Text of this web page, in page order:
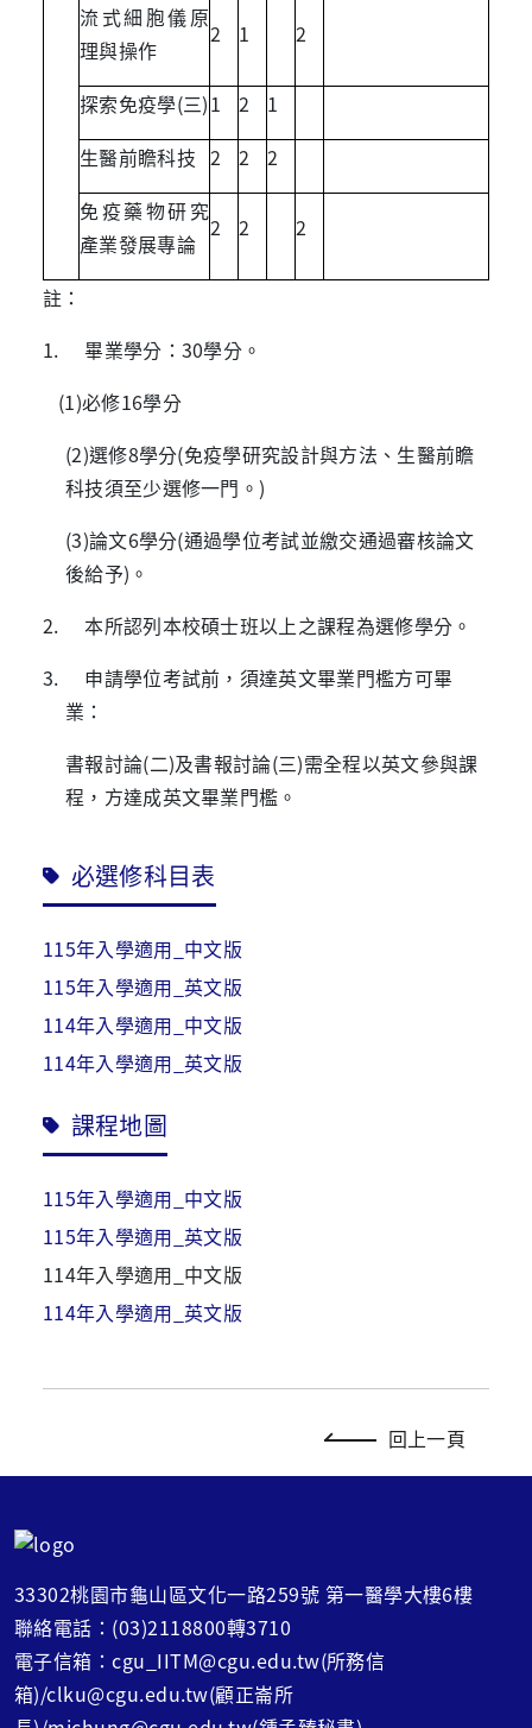
流式細胞儀原
理與操作
2 1 2
探索免疫學(三)1 2
1
生醫前瞻科技 2 2
2
免疫藥物研究
產業發展專論
2 2 2
註：
1. 畢業學分：30學分。
(1)必修16學分
(2)選修8學分(免疫學研究設計與方法、生醫前瞻
科技須至少選修一門。)
(3)論文6學分(通過學位考試並繳交通過審核論文
後給予)。
2. 本所認列本校碩士班以上之課程為選修學分。
3. 申請學位考試前，須達英文畢業門檻方可畢
業：
書報討論(二)及書報討論(三)需全程以英文參與課
程，方達成英文畢業門檻。
必選修科目表
115年入學適用_中文版
115年入學適用_英文版
114年入學適用_中文版
114年入學適用_英文版
課程地圖
115年入學適用_中文版
115年入學適用_英文版
114年入學適用_中文版
114年入學適用_英文版
回上一頁
33302桃園市龜山區文化一路259號 第一醫學大樓6樓
聯絡電話：(03)2118800轉3710
電子信箱：cgu_IITM@cgu.edu.tw(所務信
箱)/clku@cgu.edu.tw(顧正崙所